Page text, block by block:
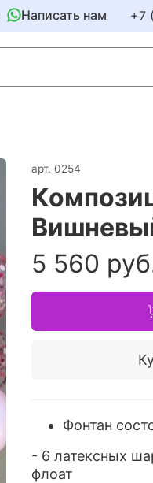
Написать нам +7
арт. 0254
5 560
Фонтан
- 6 латексных
флоат